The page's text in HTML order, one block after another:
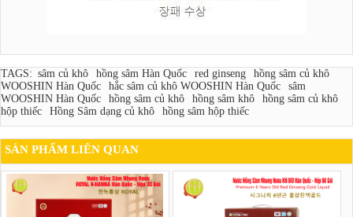
TAGS: sâm củ khô hồng sâm Hàn Quốc red ginseng
hồng sâm củ khô
WOOSHIN Hàn Quốc
hắc sâm củ khô WOOSHIN Hàn Quốc
sâm
WOOSHIN Hàn Quốc
hồng sâm củ khô hồng sâm khô
hồng sâm củ khô
hộp thiếc
Hồng Sâm dạng củ khô hồng sâm hộp thiếc
SẢN PHẨM LIÊN QUAN